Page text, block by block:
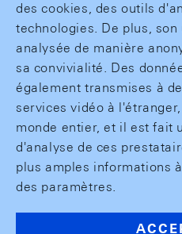
des cookies, des outils
technologies. De plus,
analysée de manière
sa convivialité. Des
également transmises à
services vidéo à
monde entier, et il est fait
d'analyse de ces
plus amples informations
des paramètres.